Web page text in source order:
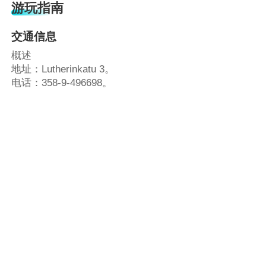
游玩指南
交通信息
概述
地址：Lutherinkatu 3。
电话：358-9-496698。